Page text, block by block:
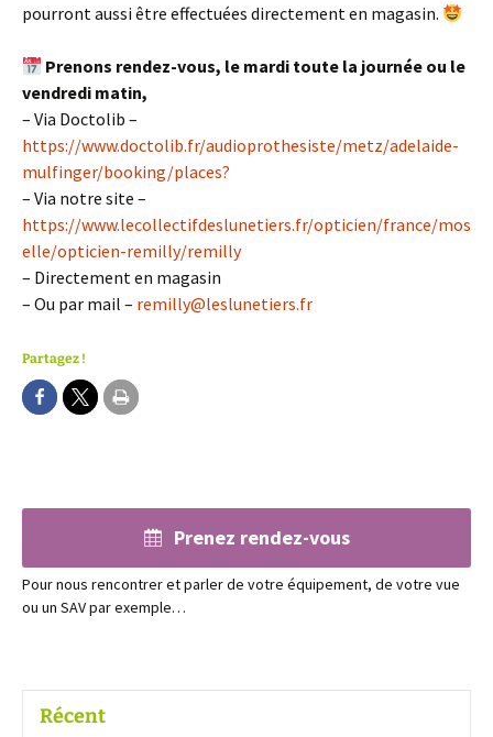
pourront aussi être effectuées directement en magasin.
Prenons rendez-vous, le mardi toute la journée ou le
vendredi matin,
– Via Doctolib –
https://www.doctolib.fr/audioprothesiste/metz/adelaide-
mulfinger/booking/places?
– Via notre site –
https://www.lecollectifdeslunetiers.fr/opticien/france/mos
elle/opticien-remilly/remilly
– Directement en magasin
– Ou par mail – remilly@leslunetiers.fr
Partagez !
Prenez rendez-vous
Pour nous rencontrer et parler de votre équipement, de votre vue
ou un SAV par exemple…
Récent